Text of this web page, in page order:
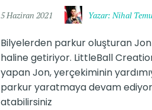
5 Haziran 2021 Yazar: Nihal
Bilyelerden parkur oluşturan
haline getiriyor. LittleBall
yapan Jon, yerçekiminin
parkur yaratmaya devam
atabilirsiniz